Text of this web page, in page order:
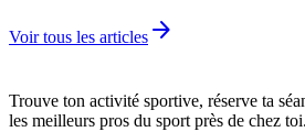
Voir tous les articles arrow_forward
Trouve ton activité sportive, réserve ta
les meilleurs pros du sport près de chez toi.